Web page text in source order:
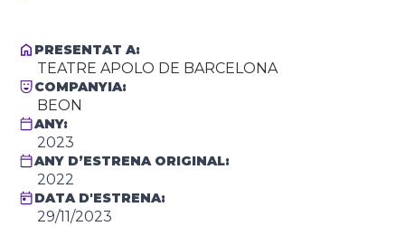
PRESENTAT A:
TEATRE APOLO DE BARCELONA
COMPANYIA:
BEON
ANY:
2023
ANY D’ESTRENA ORIGINAL:
2022
DATA D'ESTRENA:
29/11/2023